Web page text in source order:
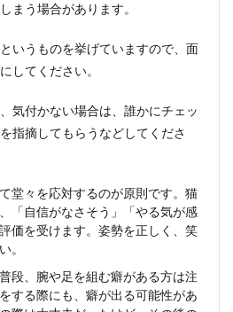
まう場合があります。
いうものを挙げていますので、面
してください。
気付かない場合は、誰かにチェッ
指摘してもらうなどしてくださ
堂々を応対するのが原則です。猫
「自信がなさそう」「やる気が感
価を受けます。姿勢を正しく、笑
。
段、腕や足を組む癖がある方は注
する際にも、癖が出る可能性があ